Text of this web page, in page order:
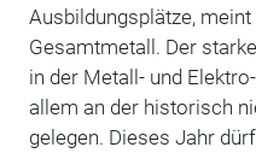
Ausbildungsplätze,
Gesamtmetall. Der
in der Metall- und
allem an der historisch
gelegen. Dieses Jahr